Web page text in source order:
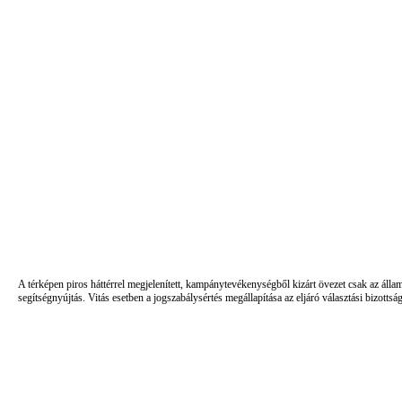
A térképen piros háttérrel megjelenített, kampánytevékenységből kizárt övezet csak az
segítségnyújtás. Vitás esetben a jogszabálysértés megállapítása az eljáró választási